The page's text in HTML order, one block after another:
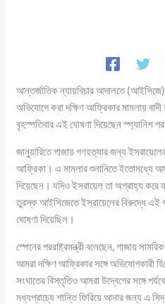
আন্তর্জাতিক ন্যায়বিচার আদালতে
অভিযোগে করা দক্ষিণ আফ্রিকার মামলায়
বৃহস্পতিবার এই ঘোষণা দিয়েছেন স্প্যানিশ
জানুয়ারিতে গাজায় গণহত্যার জন্য
আফ্রিকা। এ মামলার শুনানিতে ইতোমধ্যে
দিয়েছেন। যদিও ইসরায়েল তা অগ্রাহ্য
তুরস্ক আইসিজেতে ইসরায়েলের বিরুদ্ধে এই
ঘোষণা দিয়েছিল।
স্পেনের পররাষ্ট্রমন্ত্রী বলেছেন, গাজায়
আমরা দক্ষিণ আফ্রিকার সঙ্গে অভিযোগকারী
সংঘাতের বিস্তৃতিও আমরা উদ্বেগের সঙ্গে
মধ্যপ্রাচ্যে শান্তি ফিরিয়ে আনার জন্য এ